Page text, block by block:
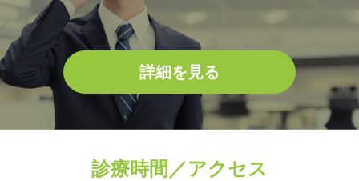
詳細を見る
診療時間／アクセス